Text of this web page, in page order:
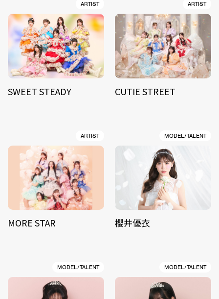
ARTIST
SWEET STEADY
ARTIST
CUTIE STREET
ARTIST
MORE STAR
MODEL/TALENT
櫻井優衣
MODEL/TALENT MODEL/TALENT